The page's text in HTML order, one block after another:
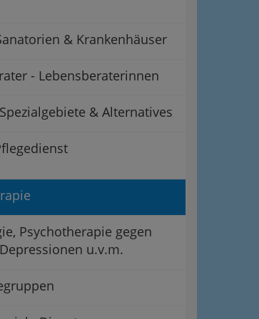
& Krankenhäuser
- Lebensberaterinnen
& Alternatives
Psychotherapie gegen
u.v.m.